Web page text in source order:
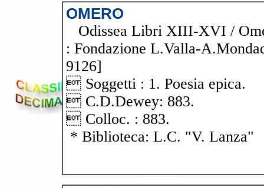
OMERO
Odissea Libri XIII-XVI /
: Fondazione L.Valla-
9126]
 Soggetti : 1. Poesia epica.
 C.D.Dewey: 883.
 Colloc. : 883.
* Biblioteca: L.C. "V. Lanza"